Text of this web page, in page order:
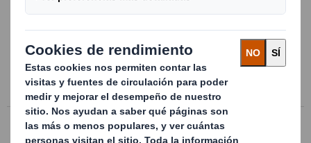
industriales, capaces de apilar hasta
1.000 Kg.
Ir a la ficha del producto
Contenedor de cartón para líquidos